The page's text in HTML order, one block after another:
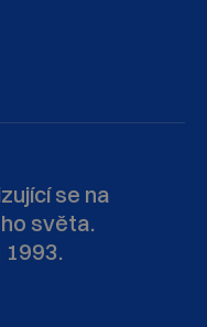
se na
světa.
1993.